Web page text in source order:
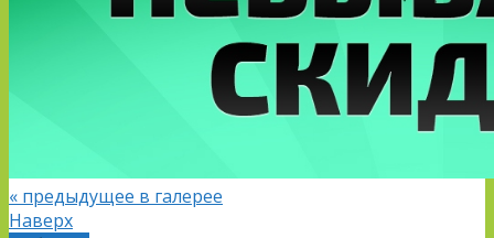
« предыдущее в галерее
Наверх